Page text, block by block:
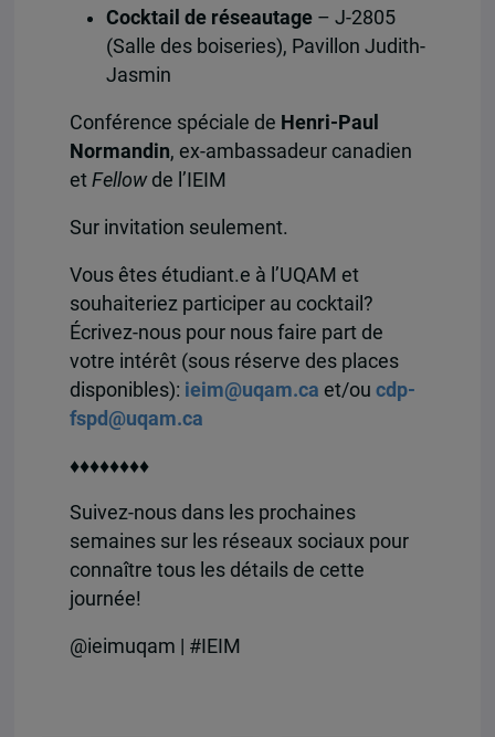
Cocktail de réseautage – J-2805
(Salle des boiseries), Pavillon Judith-
Jasmin
Conférence spéciale de Henri-Paul
Normandin, ex-ambassadeur canadien
et Fellowde l’IEIM
Sur invitation seulement.
Vous êtes étudiant.e à l’UQAM et
souhaiteriez participer au cocktail?
Écrivez-nous pour nous faire part de
votre intérêt (sous réserve des places
disponibles): ieim@uqam.ca et/ou cdp-
fspd@uqam.ca
♦♦♦♦♦♦♦♦
Suivez-nous dans les prochaines
semaines sur les réseaux sociaux pour
connaître tous les détails de cette
journée!
@ieimuqam | #IEIM